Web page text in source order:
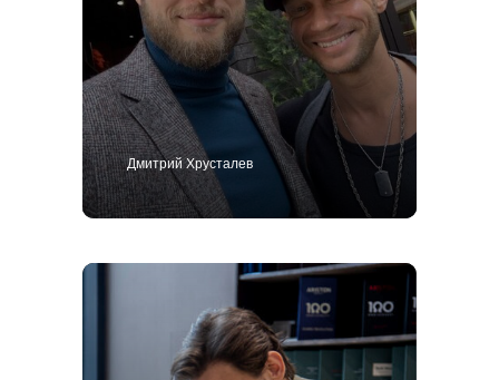
Дмитрий Хрусталев